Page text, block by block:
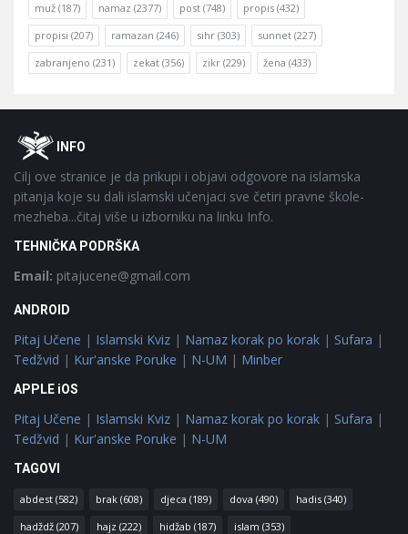
muž (187) namaz (2377) post (748) propis (432)
propisi (207) ramazan (246) sihr (303) sunnet (227)
zabranjeno (231) zekat (356) zikr (229) žena (433)
FooterOINFO
Cilj ove stranice je da prikupi i objavi odgovore na islamska
pitanja koje su dali islamski učenjaci sve četiri pravne škole-
mezheba...čitaj više u izborniku na linku Info.
TEHNIČKA PODRŠKA
Email: pitajucene@gmail.com
ANDROID
Pitaj Učene | Islamski Kviz | Namaz korak po korak | Sufara |
Tedžvid | Kur'anske Poruke | N-UM | Minber
APPLE iOS
Pitaj Učene | Islamski Kviz | Namaz korak po korak | Sufara |
Tedžvid | Kur'anske Poruke | N-UM
TAGOVI
abdest (582) brak (608) djeca (189) dova (490) hadis (340)
hadždž (207) hajz (222) hidžab (187) islam (353)